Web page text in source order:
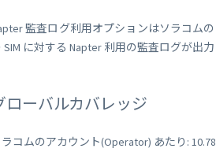
監査ログ利用オプションはソラコム
SIM に対する Napter 利用の監査ログが出
ローバルカバレッジ
コムのアカウント(Operator) あたり: 10.78